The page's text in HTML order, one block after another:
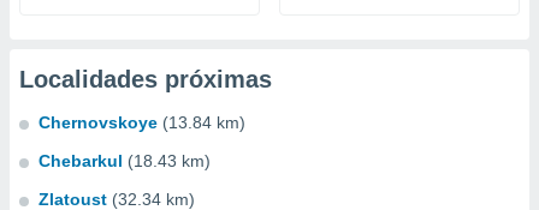
Localidades próximas
Chernovskoye (13.84 km)
Chebarkul (18.43 km)
Zlatoust (32.34 km)